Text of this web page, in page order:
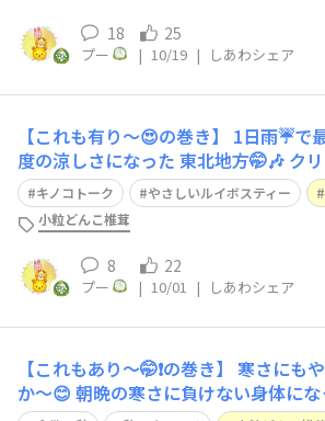
18 25
プー | 10/19 | しあわシェア
【これも有り〜😍の巻き】 1日雨☔
度の涼しさになった 東北地方🤭🎶 クリームシチューに ど
んこ椎茸をドーン💥 これならどんこも
しょう🤣 しいたけの香りと味で 和風クリームシチュー風
になってくれました〜😍🎶
キノコトーク やさしいルイボスティー
小粒どんこ椎茸
8 22
プー | 10/01 | しあわシェア
【これもあり〜🤭❗️の巻き】 寒さにも
か〜😊 朝晩の寒さに負けない身体に